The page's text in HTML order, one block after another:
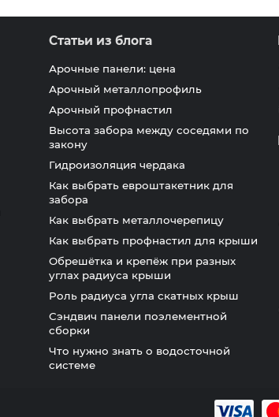
Статьи из блога
Арочные панели: цена
Арочный металлопрофиль
Арочный профнастил
Высота забора между соседями по
закону
Гидроизоляция чердака
Как выбрать евроштакетник для
забора
Как выбрать металлочерепицу
Как выбрать профнастил для крыши
Обрешётка и крепёж при разных
углах радиуса крыши
Роль радиуса угла скатных крыш
Сэндвич панели поэлементной
сборки
Что нужно знать о водосточной
системе